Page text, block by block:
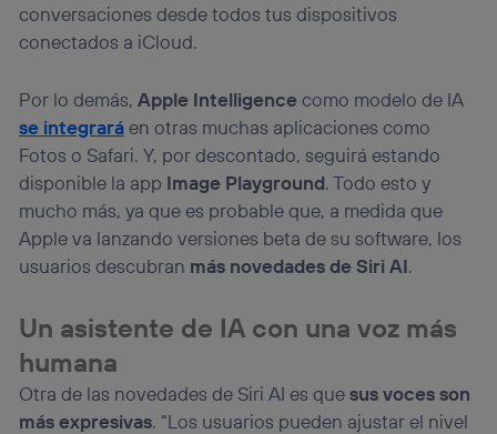
conversaciones desde todos tus dispositivos
conectados a iCloud.
Por lo demás,Apple Intelligence como modelo de IA
se integraráen otras muchas aplicaciones como
Fotos o Safari. Y, por descontado, seguirá estando
disponible la app Image Playground. Todo esto y
mucho más, ya que es probable que, a medida que
Apple va lanzando versiones beta de su software, los
usuarios descubran más novedades de Siri AI.
Un asistente de IA con una voz más
humana
Otra de las novedades de Siri AI es quesus voces son
más expresivas. “Los usuarios pueden ajustar el nivel